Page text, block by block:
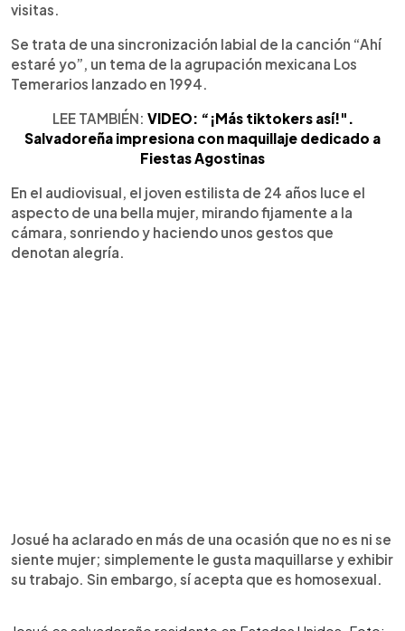
visitas.
Se trata de una sincronización labial de la canción “Ahí
estaré yo”, un tema de la agrupación mexicana Los
Temerarios lanzado en 1994.
LEE TAMBIÉN: VIDEO: “¡Más tiktokers así!".
Salvadoreña impresiona con maquillaje dedicado a
Fiestas Agostinas
En el audiovisual, el joven estilista de 24 años luce el
aspecto de una bella mujer, mirando fijamente a la
cámara, sonriendo y haciendo unos gestos que
denotan alegría.
Josué ha aclarado en más de una ocasión que no es ni se
siente mujer; simplemente le gusta maquillarse y exhibir
su trabajo. Sin embargo, sí acepta que es homosexual.